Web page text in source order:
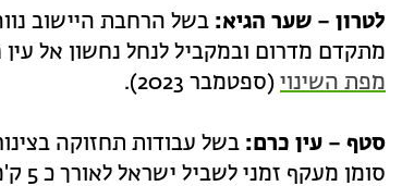
לטרון – שער הגיא: בשל הרחבת היישוב
מתקדם מדרום ובמקביל לנחל נחשון אל
מפת השינוי (ספטמבר 2023).
סטף – עין כרם: בשל עבודות תחזוקה